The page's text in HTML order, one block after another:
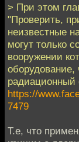
> При этом
"Проверить,
неизвестные
могут только
вооружении
оборудование,
радиационный
https://
7479
Т.е, что